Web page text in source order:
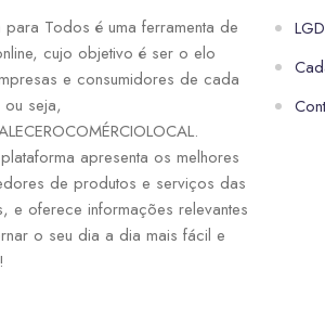
para Todos é uma ferramenta de
cujo objetivo é ser o elo
e consumidores de cada
seja,
apresenta os melhores
de produtos e serviços das
e oferece informações relevantes
o seu dia a dia mais fácil e